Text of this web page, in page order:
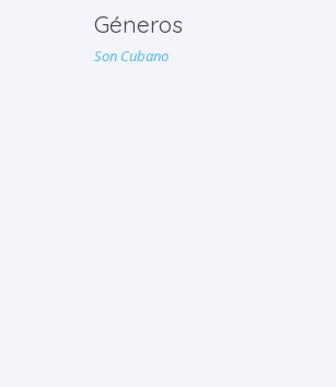
Géneros
Son Cubano